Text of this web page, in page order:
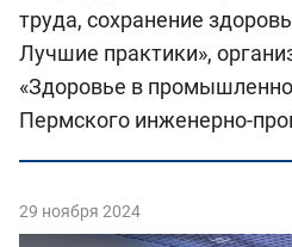
труда, сохранение
Лучшие практики»,
«Здоровье в
Пермского инженерно-
29 ноября 2024